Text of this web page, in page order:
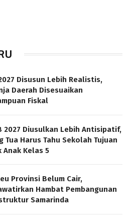
Disusun Lebih Realistis,
Daerah Disesuaikan
Fiskal
2027 Diusulkan Lebih Antisipatif,
Tua Harus Tahu Sekolah Tujuan
Anak Kelas 5
Provinsi Belum Cair,
Hambat Pembangunan
Samarinda